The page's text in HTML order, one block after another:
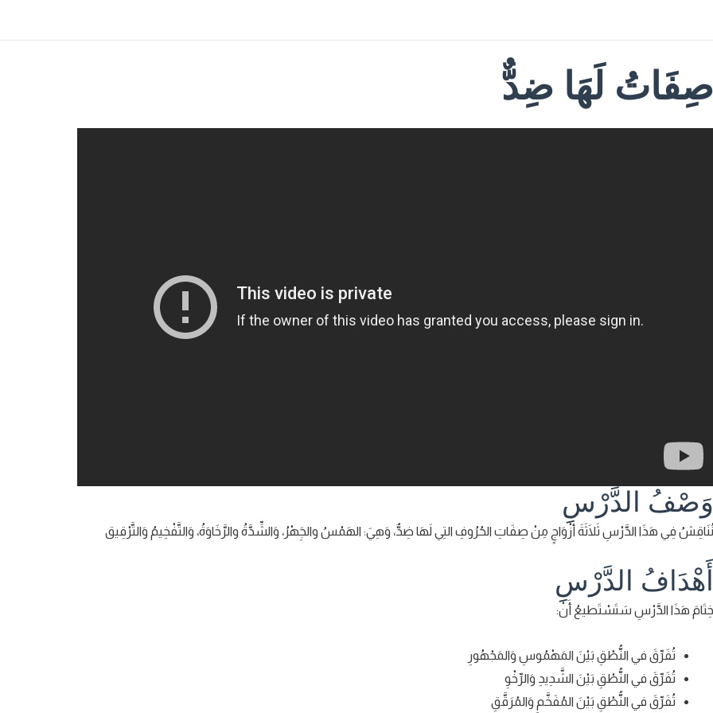
صِفَاتُ لَهَا ضِدٌّ
وَصْفُ الدَّرْسِ
نُنَاقِشُ فِي هَذَا الدَّرْسِ ثَلَاثَةَ أَزْوَاجٍ مِنْ صِفَاتِ الحُرُوفِ التِي لَهَا ضِدٌّ، وَهِيَ: الهَمْسُ والجَِهْرُ، وَالشِّدَّةُ والرَّخَاوَةُ، وَالتَّفْخِيمُ وَالتَّرْقِيق
أَهْدَافُ الدَّرْسِ
خِتَامَ هَذَا الدَّرْسِ سَتَسْتَطيعُ أَنْ:
تُفَرِّقَ في النُّطْقِ بَيْنَ المَهْمُوسِ وَالمَجْهُورِ
تُفَرِّقَ في النُّطْقِ بَيْنَ الشَّدِيدِ وَالرِّخْوِ
تُفَرِّقَ في النُّطْقِ بَيْنَ المُفَخَّمِ وَالمُرَقَّقِ